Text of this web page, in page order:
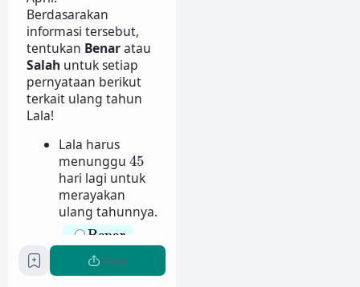
Berdasarakan
informasi tersebut,
tentukan Benaratau
Salah untuk setiap
pernyataan berikut
terkait ulang tahun
Lala!
Lala harus
menunggu 45
45
hari lagi untuk
merayakan
ulang tahunnya.
Benar
Benar
Salah
Salah
Share